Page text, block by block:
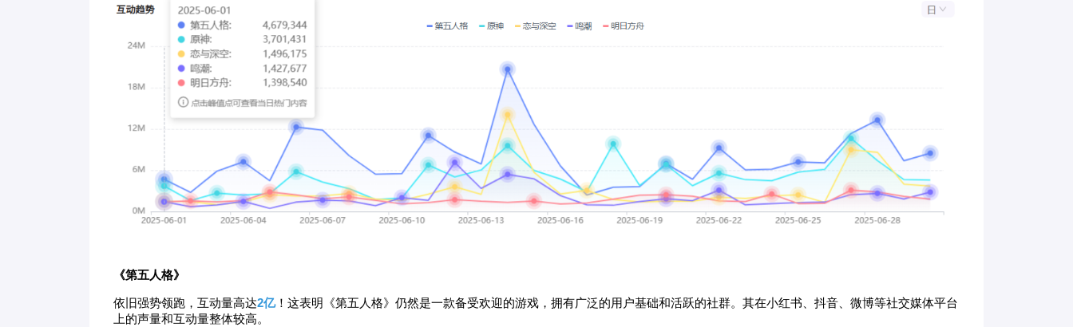
《第五人格》
依旧强势领跑，互动量高达2亿！这表明《第五人格》仍然是一款备受欢迎的游戏，拥有广泛的用户基础和活跃的社群。其在小红书、抖音、微博等社交媒体平台
上的声量和互动量整体较高。